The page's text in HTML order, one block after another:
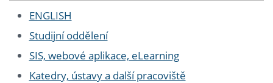
ENGLISH
Studijní oddělení
SIS, webové aplikace, eLearning
Katedry, ústavy a další pracoviště